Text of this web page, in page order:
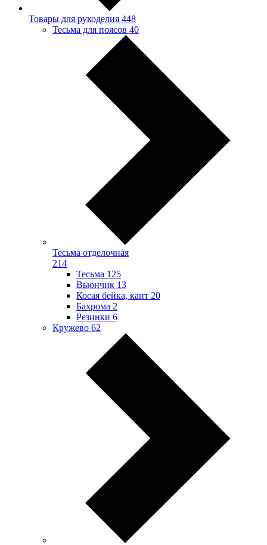
Товары для рукоделия 448
Тесьма для поясов 40
Тесьма отделочная
214
Тесьма 125
Вьюнчик 13
Косая бейка, кант 20
Бахрома 2
Резинки 6
Кружево 62